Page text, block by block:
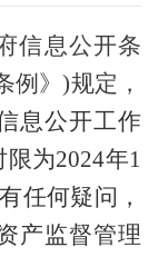
信息公开条
例》)规定，
息公开工作
限为2024年1
任何疑问，
产监督管理